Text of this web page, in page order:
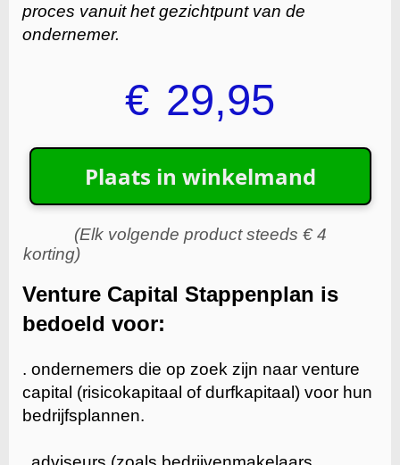
proces vanuit het gezichtpunt van de
ondernemer.
€ 29,95
(Elk volgende product steeds € 4
korting)
Venture Capital Stappenplan is
bedoeld voor:
. ondernemers die op zoek zijn naar venture
capital (risicokapitaal of durfkapitaal) voor hun
bedrijfsplannen.